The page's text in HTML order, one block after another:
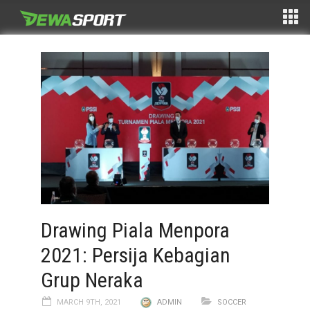
Drawing Piala Menpora
2021: Persija Kebagian
Grup Neraka
MARCH 9TH, 2021 ADMIN
SOCCER